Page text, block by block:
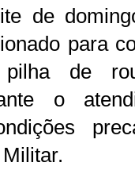
de
para
pilha de
o